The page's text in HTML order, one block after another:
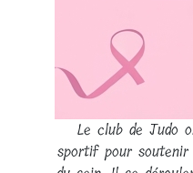
Le club de Judo
sportif pour